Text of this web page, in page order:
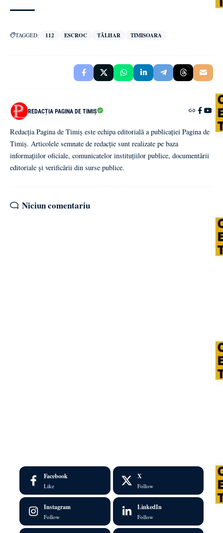
TAGGED: 112 ESCROC TÂLHAR TIMISOARA
REDACȚIA PAGINA DE TIMIȘ
Redacția Pagina de Timiș este echipa editorială a publicației Pagina de
Timiș. Articolele semnate de redacție sunt realizate pe baza
informațiilor oficiale, comunicatelor instituțiilor publice, documentării
editoriale și verificării din surse publice.
Niciun comentariu
Facebook
Like
X
Follow
Instagram
Follow
LinkedIn
Follow